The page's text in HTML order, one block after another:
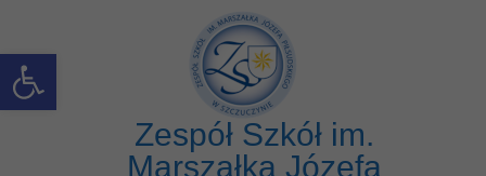
Open toolbar
Zespół Szkół im.
Marszałka Józefa